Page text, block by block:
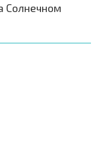
Солнечном